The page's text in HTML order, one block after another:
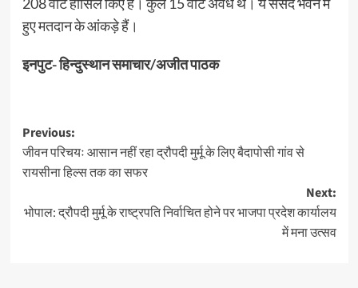
हुए मतदान के आंकड़े हैं।
इनपुट-हिन्दुस्थान समाचार/अजीत पाठक
Post
navigation
Previous:
जीवन परिचयः आसान नहीं रहा द्रौपदी मुर्मू के लिए बैदापोसी गांव से
रायसीना हिल्स तक का सफर
Next:
भोपाल: द्रौपदी मुर्मू के राष्ट्रपति निर्वाचित होने पर भाजपा प्रदेश कार्यालय
में मना उत्सव